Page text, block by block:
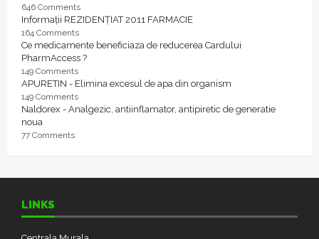
646 Comments
Informații REZIDENȚIAT 2011 FARMACIE
164 Comments
Ce medicamente beneficiaza de reducerea Cardului
PharmAccess ?
149 Comments
APURETIN - Elimina excesul de apa din organism
149 Comments
Naldorex - Analgezic, antiinflamator, antipiretic de generatie
noua
77 Comments
LINKS